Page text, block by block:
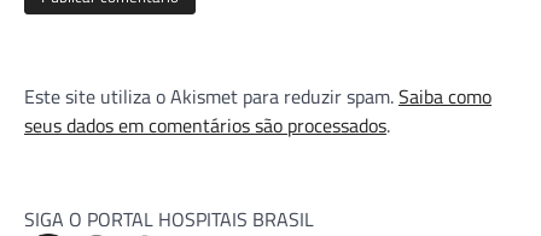
Este site utiliza o Akismet para reduzir spam.Saiba como
seus dados em comentários são processados.
SIGA O PORTAL HOSPITAIS BRASIL